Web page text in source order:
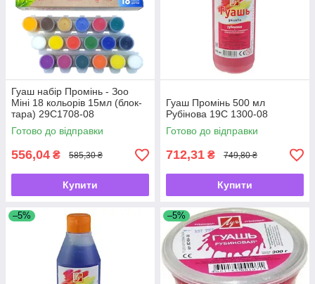
Гуаш набір Промінь - Зоо
Міні 18 кольорів 15мл (блок-
тара) 29С1708-08
Готово до відправки
556,04 ₴ 585,30 ₴
Купити
Гуаш Промінь 500 мл
Рубінова 19С 1300-08
Готово до відправки
712,31 ₴ 749,80 ₴
Купити
–5% –5%